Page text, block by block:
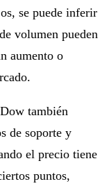
se puede inferir
volumen pueden
aumento o
también
de soporte y
el precio tiene
puntos,